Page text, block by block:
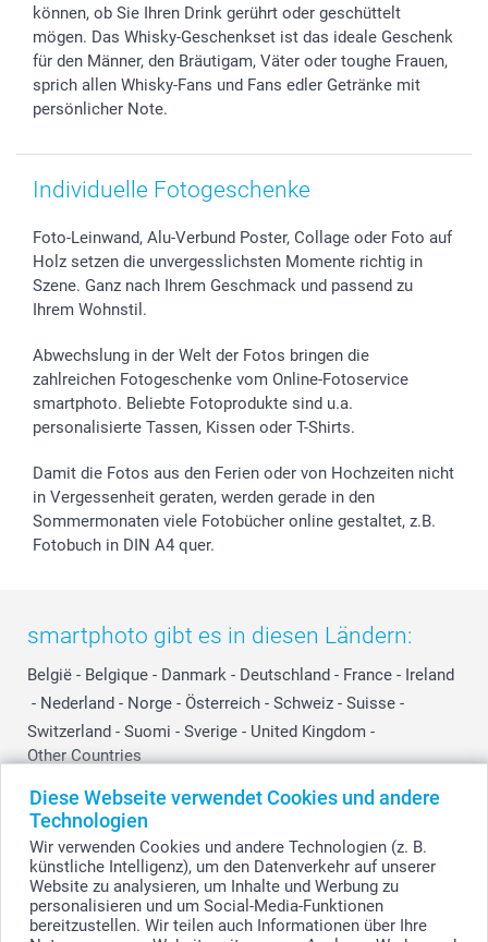
Diese Webseite verwendet Cookies und andere
Technologien
Wir verwenden Cookies und andere Technologien (z. B.
künstliche Intelligenz), um den Datenverkehr auf unserer
Website zu analysieren, um Inhalte und Werbung zu
personalisieren und um Social-Media-Funktionen
bereitzustellen. Wir teilen auch Informationen über Ihre
können, ob Sie Ihren Drink gerührt oder geschüttelt
mögen. Das Whisky-Geschenkset ist das ideale Geschenk
für den Männer, den Bräutigam, Väter oder toughe Frauen,
sprich allen Whisky-Fans und Fans edler Getränke mit
persönlicher Note.
Individuelle Fotogeschenke
Foto-Leinwand, Alu-Verbund Poster, Collage oder Foto auf
Holz setzen die unvergesslichsten Momente richtig in
Szene. Ganz nach Ihrem Geschmack und passend zu
Ihrem Wohnstil.
Abwechslung in der Welt der Fotos bringen die
zahlreichen Fotogeschenke vom Online-Fotoservice
smartphoto. Beliebte Fotoprodukte sind u.a.
personalisierte Tassen, Kissen oder T-Shirts.
Damit die Fotos aus den Ferien oder von Hochzeiten nicht
in Vergessenheit geraten, werden gerade in den
Sommermonaten viele Fotobücher online gestaltet, z.B.
Fotobuch in DIN A4 quer.
smartphoto gibt es in diesen Ländern:
België - Belgique - Danmark - Deutschland - France - Ireland
- Nederland - Norge - Österreich - Schweiz - Suisse -
Switzerland - Suomi - Sverige - United Kingdom -
Other Countries
© smartphoto Group. Alle Rechte vorbehalten.
Alle Preise verstehen sich in Schweizer Franken (CHF) inkl. MwSt. und zzgl.
Versandkosten.